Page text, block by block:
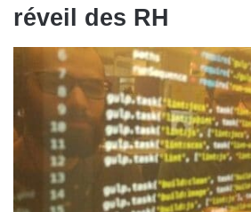
réveil des RH